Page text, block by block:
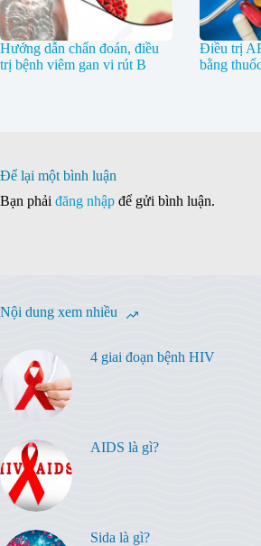
Hướng dẫn chẩn đoán, điều
trị bệnh viêm gan vi rút B
Điều trị
bằng
Để lại một bình luận
Bạn phải đăng nhập để gửi bình luận.
Nội dung xem nhiều
4 giai đoạn bệnh HIV
AIDS là gì?
Sida là gì?